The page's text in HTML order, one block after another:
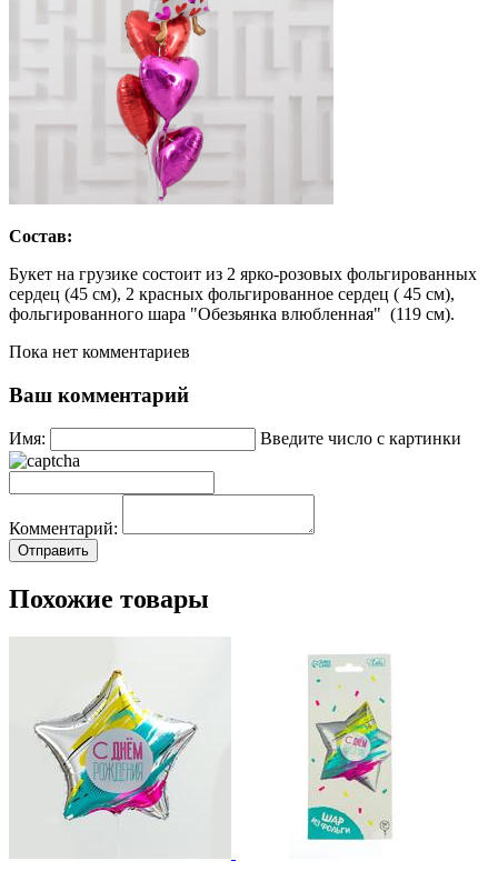
Состав:
Букет на грузике состоит из 2 ярко-розовых фольгированных
сердец (45 см), 2 красных фольгированное сердец ( 45 см),
фольгированного шара "Обезьянка влюбленная" (119 см).
Пока нет комментариев
Ваш комментарий
Имя: Введите число с картинки
Комментарий:
Похожие товары